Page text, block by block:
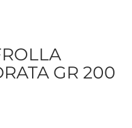
GR 200